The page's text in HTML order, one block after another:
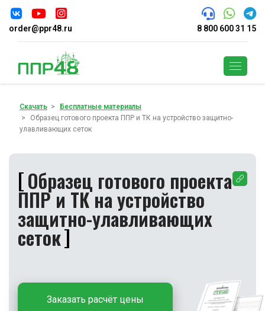
order@ppr48.ru 8 800 600 31 15
Скачать
Бесплатные материалы
Образец готового проекта ППР и ТК на устройство защитно-
улавливающих сеток
Образец готового проекта
ППР и ТК на устройство
защитно-улавливающих
сеток
Заказать расчёт цены